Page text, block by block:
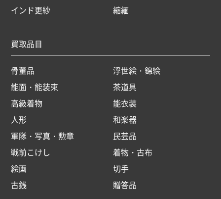
インド更紗
縮緬
買取品目
骨董品
浮世絵・錦絵
能面・能装束
茶道具
高級着物
能衣装
人形
和楽器
軍隊・写真・勲章
民芸品
戦前こけし
着物・古布
絵画
切手
古銭
贈答品